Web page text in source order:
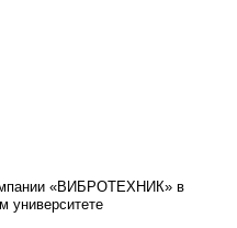
«ВИБРОТЕХНИК» в
университете